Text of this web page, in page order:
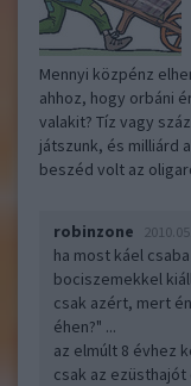
Mennyi közpénz
ahhoz, hogy orbáni
valakit? Tíz vagy
játszunk, és milliárd
beszéd volt az
robinzone
ha most káel
bociszemekkel
csak azért, mert
éhen?" ...
az elmúlt 8 évhez
csak az